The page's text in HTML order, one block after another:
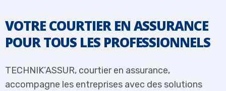
VOTRE COURTIER EN ASSURANCE
POUR TOUS LES PROFESSIONNELS
TECHNIK’ASSUR, courtier en assurance,
accompagne les entreprises avec des solutions